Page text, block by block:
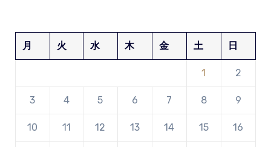
月 火 水 木 金 土 日
1 2
3 4 5 6 7 8 9
10 11 12 13 14 15 16